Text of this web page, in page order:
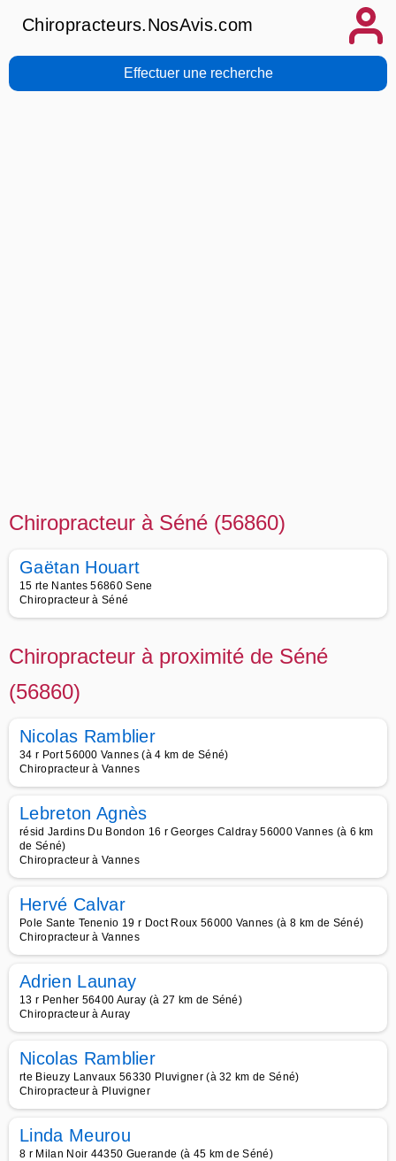
Chiropracteurs.NosAvis.com
Effectuer une recherche
Chiropracteur à Séné (56860)
Gaëtan Houart
15 rte Nantes 56860 Sene
Chiropracteur à Séné
Chiropracteur à proximité de Séné
(56860)
Nicolas Ramblier
34 r Port 56000 Vannes (à 4 km de Séné)
Chiropracteur à Vannes
Lebreton Agnès
résid Jardins Du Bondon 16 r Georges Caldray 56000 Vannes (à 6 km
de Séné)
Chiropracteur à Vannes
Hervé Calvar
Pole Sante Tenenio 19 r Doct Roux 56000 Vannes (à 8 km de Séné)
Chiropracteur à Vannes
Adrien Launay
13 r Penher 56400 Auray (à 27 km de Séné)
Chiropracteur à Auray
Nicolas Ramblier
rte Bieuzy Lanvaux 56330 Pluvigner (à 32 km de Séné)
Chiropracteur à Pluvigner
Linda Meurou
8 r Milan Noir 44350 Guerande (à 45 km de Séné)